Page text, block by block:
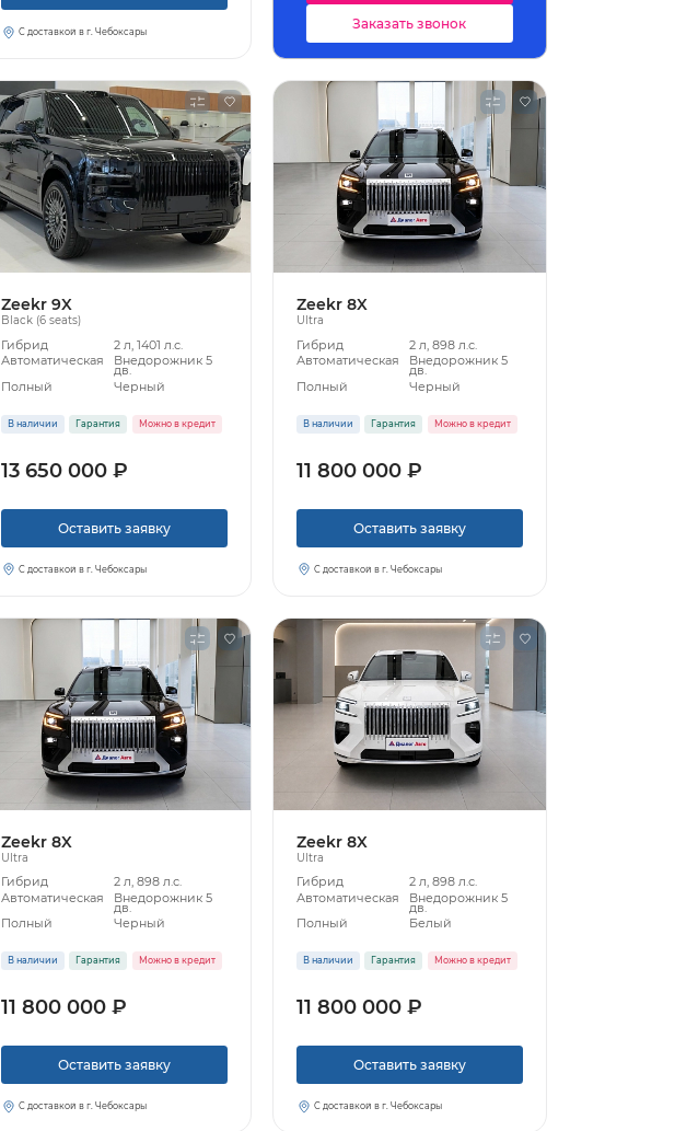
С доставкой в г. Чебоксары
Заказать звонок Заказать звонок
Zeekr 9X
Black (6 seats)
Гибрид
2 л, 1401 л.с.
Автоматическая
Внедорожник 5
дв.
Полный
Черный
В наличии Гарантия Можно в кредит
13 650 000 ₽
Оставить заявку
С доставкой в г. Чебоксары
Zeekr 8X
Ultra
Гибрид
2 л, 898 л.с.
Автоматическая
Внедорожник 5
дв.
Полный
Черный
В наличии Гарантия Можно в кредит
11 800 000 ₽
Оставить заявку
С доставкой в г. Чебоксары
Zeekr 8X
Ultra
Гибрид
2 л, 898 л.с.
Автоматическая
Внедорожник 5
дв.
Полный
Черный
В наличии Гарантия Можно в кредит
11 800 000 ₽
Оставить заявку
С доставкой в г. Чебоксары
Zeekr 8X
Ultra
Гибрид
2 л, 898 л.с.
Автоматическая
Внедорожник 5
дв.
Полный
Белый
В наличии Гарантия Можно в кредит
11 800 000 ₽
Оставить заявку
С доставкой в г. Чебоксары